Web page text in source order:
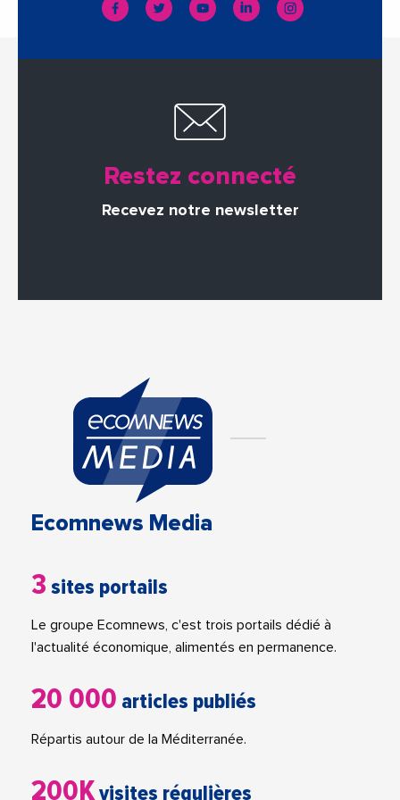
Restez connecté
Recevez notre newsletter
Ecomnews Media
3 sites portails
Le groupe Ecomnews, c'est trois portails dédié à
l'actualité économique, alimentés en permanence.
20 000 articles publiés
Répartis autour de la Méditerranée.
200Kvisites régulières